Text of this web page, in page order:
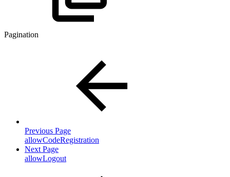
Pagination
Previous Page
allowCodeRegistration
Next Page
allowLogout